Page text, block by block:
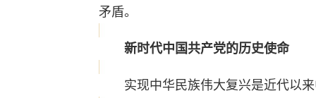
矛盾。
新时代中国共产党的历史使命
实现中华民族伟大复兴是近代以来